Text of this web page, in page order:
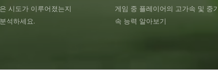
시도가 이루어졌는지
석하세요.
게임 중 플레이어의 고가속 및 중
속 능력 알아보기